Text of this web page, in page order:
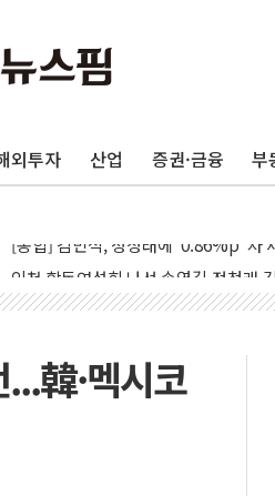
외투자 산업 증권·금융 부
포항시 재난예산 40억 긴급 투입…고
울진·영덕 '호우특보'-포항 '산사태 주
인천 합동연설회 나선 송영길·정청래
김민석, 2주차 제주·인천 경선서 정
[속보] 민주, 제주·인천 경선 결과 발
[속보] 민주, 인천 경선 결과 발표...김
韓·멕시코